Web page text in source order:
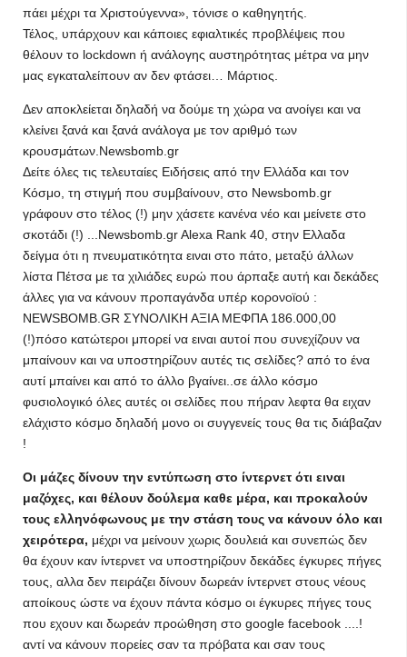
πάει μέχρι τα Χριστούγεννα», τόνισε ο καθηγητής.
Τέλος, υπάρχουν και κάποιες εφιαλτικές προβλέψεις που
θέλουν το lockdown ή ανάλογης αυστηρότητας μέτρα να μην
μας εγκαταλείπουν αν δεν φτάσει… Μάρτιος.
Δεν αποκλείεται δηλαδή να δούμε τη χώρα να ανοίγει και να
κλείνει ξανά και ξανά ανάλογα με τον αριθμό των
κρουσμάτων.Newsbomb.gr
Δείτε όλες τις τελευταίες Ειδήσεις από την Ελλάδα και τον
Κόσμο, τη στιγμή που συμβαίνουν, στο Newsbomb.gr
γράφουν στο τέλος (!) μην χάσετε κανένα νέο και μείνετε στο
σκοτάδι (!) ...Newsbomb.gr Alexa Rank 40, στην Ελλαδα
δείγμα ότι η πνευματικότητα ειναι στο πάτο, μεταξύ άλλων
λίστα Πέτσα με τα χιλιάδες ευρώ που άρπαξε αυτή και δεκάδες
άλλες για να κάνουν προπαγάνδα υπέρ κορονοϊού :
NEWSBOMB.GR ΣΥΝΟΛΙΚΗ ΑΞΙΑ ΜΕΦΠΑ 186.000,00
(!)πόσο κατώτεροι μπορεί να ειναι αυτοί που συνεχίζουν να
μπαίνουν και να υποστηρίζουν αυτές τις σελίδες? από το ένα
αυτί μπαίνει και από το άλλο βγαίνει..σε άλλο κόσμο
φυσιολογικό όλες αυτές οι σελίδες που πήραν λεφτα θα ειχαν
ελάχιστο κόσμο δηλαδή μονο οι συγγενείς τους θα τις διάβαζαν
!
Οι μάζες δίνουν την εντύπωση στο ίντερνετ ότι ειναι
μαζόχες, και θέλουν δούλεμα καθε μέρα, και προκαλούν
τους ελληνόφωνους με την στάση τους να κάνουν όλο και
χειρότερα, μέχρι να μείνουν χωρις δουλειά και συνεπώς δεν
θα έχουν καν ίντερνετ να υποστηρίζουν δεκάδες έγκυρες πήγες
τους, αλλα δεν πειράζει δίνουν δωρεάν ίντερνετ στους νέους
αποίκους ώστε να έχουν πάντα κόσμο οι έγκυρες πήγες τους
που εχουν και δωρεάν προώθηση στο goοgle facebook ....!
αντί να κάνουν πορείες σαν τα πρόβατα και σαν τους